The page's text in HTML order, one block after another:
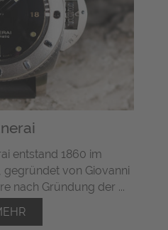
entstand 1860 im
von Giovanni
nach Gründung der ...